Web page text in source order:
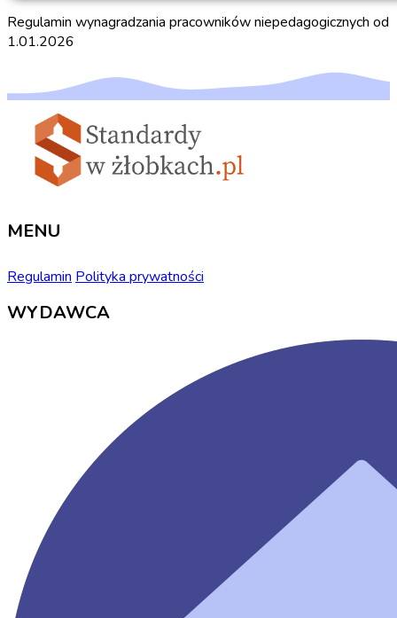
Regulamin wynagradzania pracowników niepedagogicznych od
1.01.2026
MENU
Regulamin Polityka prywatności
WYDAWCA